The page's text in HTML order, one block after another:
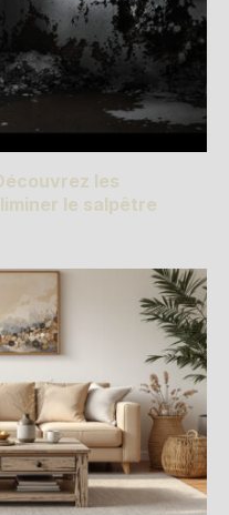
les
le salpêtre